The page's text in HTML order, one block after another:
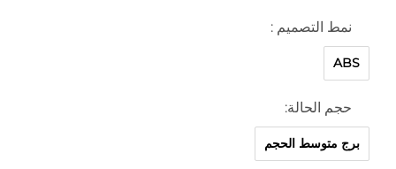
نمط التصميم :
ABS
حجم الحالة:
برج متوسط الحجم